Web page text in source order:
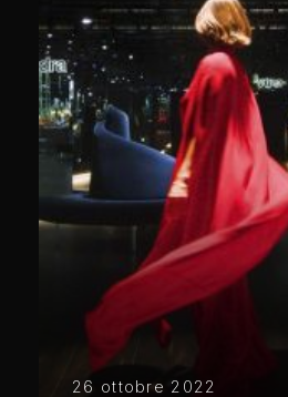
26 ottobre 2022